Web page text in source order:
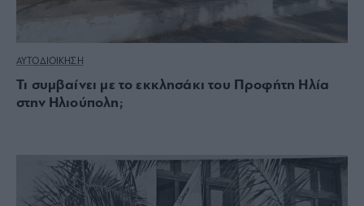
ΑΥΤΟΔΙΟΙΚΗΣΗ
Τι συμβαίνει με το εκκλησάκι του Προφήτη Ηλία
στην Ηλιούπολη;